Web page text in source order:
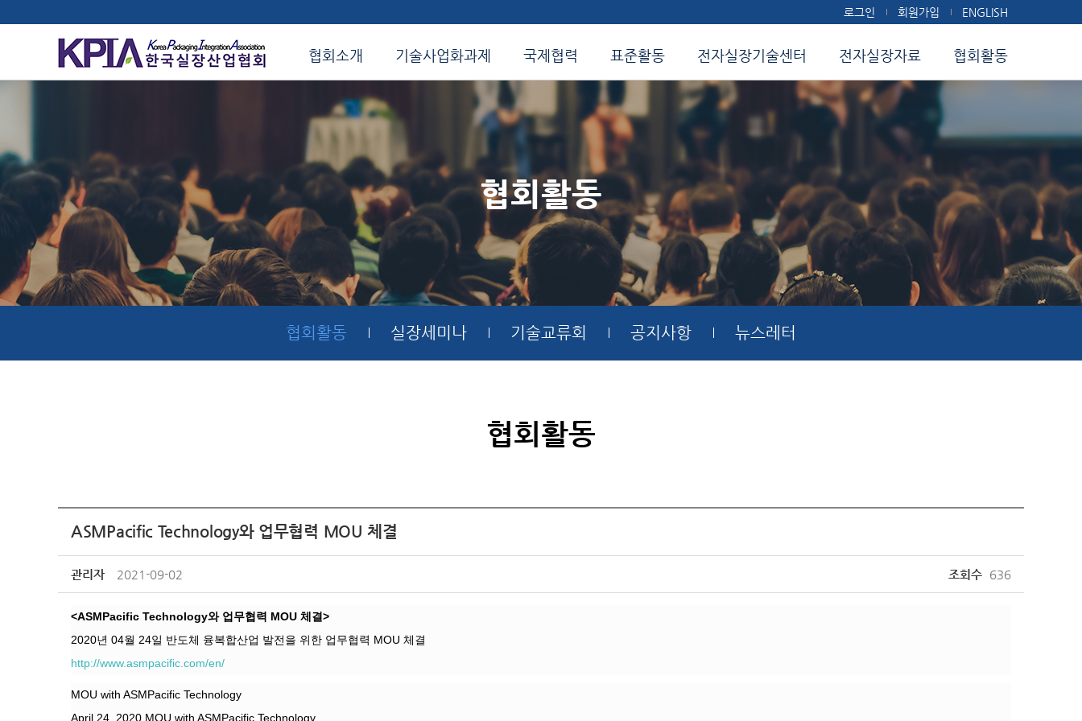
로그인 회원가입 ENGLISH
협회소개 기술사업화과제 국제협력 표준활동 전자실장기술센터 전자실장자료 협회활동
협회활동
협회활동 실장세미나 기술교류회 공지사항 뉴스레터
협회활동
ASMPacific Technology와 업무협력 MOU 체결
관리자 2021-09-02 조회수 636
<ASMPacific Technology와 업무협력 MOU 체결>
2020년 04월 24일 반도체 융복합산업 발전을 위한 업무협력 MOU 체결
http://www.asmpacific.com/en/
MOU with ASMPacific Technology
April 24, 2020 MOU with ASMPacific Technology